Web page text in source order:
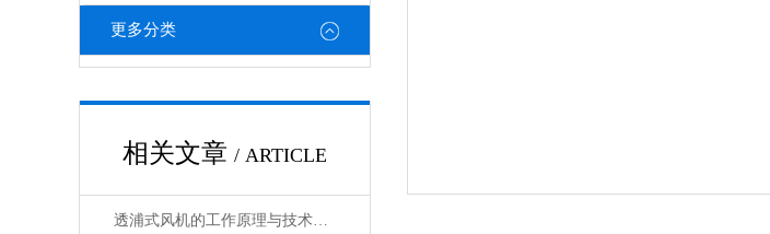
更多分类
相关文章 / ARTICLE
透浦式风机的工作原理与技术特点分析